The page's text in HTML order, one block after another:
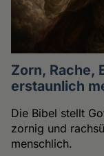
Zorn, Rache,
erstaunlich
Die Bibel stellt
zornig und
menschlich.